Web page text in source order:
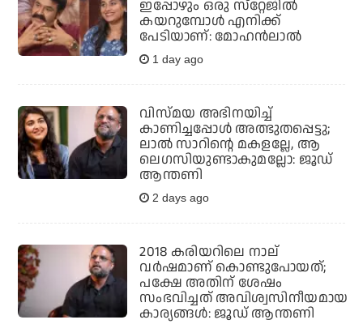
ഇപ്പോഴും ഒരു സ്‌റ്റേജില്‍
കയറുമ്പോള്‍ എനിക്ക്
പേടിയാണ്: മോഹന്‍ലാല്‍
1 day ago
വിസ്മയ അഭിനയിച്ച്
കാണിച്ചപ്പോള്‍ അത്ഭുതപ്പെട്ടു;
ലാല്‍ സാറിന്റെ മകളല്ലേ, ആ
ലെഗസിയുണ്ടാകുമല്ലോ: ജൂഡ്
ആന്തണി
2 days ago
2018 കരിയറിലെ നാല്
വര്‍ഷമാണ് കൊണ്ടുപോയത്;
പക്ഷേ അതിന് ശേഷം
സംഭവിച്ചത് അവിശ്വസിനീയമായ
കാര്യങ്ങള്‍: ജൂഡ് ആന്തണി